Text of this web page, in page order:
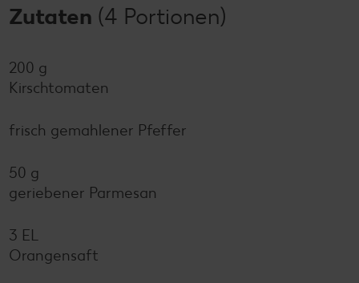
Zutaten (4 Portionen)
200 g
Kirschtomaten
frisch gemahlener Pfeffer
50 g
geriebener Parmesan
3 EL
Orangensaft